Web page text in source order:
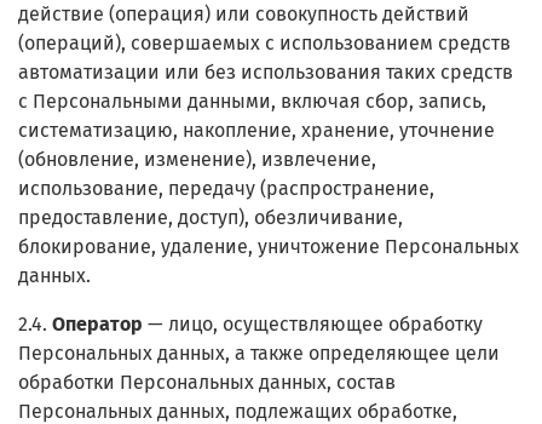
действие (операция) или совокупность действий
(операций), совершаемых с использованием средств
автоматизации или без использования таких средств
с Персональными данными, включая сбор, запись,
систематизацию, накопление, хранение, уточнение
(обновление, изменение), извлечение,
использование, передачу (распространение,
предоставление, доступ), обезличивание,
блокирование, удаление, уничтожение Персональных
данных.
2.4. Оператор — лицо, осуществляющее обработку
Персональных данных, а также определяющее цели
обработки Персональных данных, состав
Персональных данных, подлежащих обработке,